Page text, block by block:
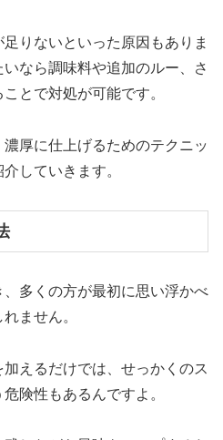
りないといった原因もありま
なら調味料や追加のルー、さ
とで対処が可能です。
厚に仕上げるためのテクニッ
していきます。
多くの方が最初に思い浮かべ
ません。
えるだけでは、せっかくのス
険性もあるんですよ。